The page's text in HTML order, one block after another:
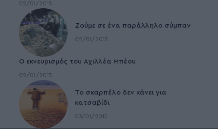
02/01/2015
Ζούμε σε ένα παράλληλο σύμπαν
02/01/2015
Ο εκνευρισμός του Αχιλλέα Μπέου
02/01/2015
To σκαρπέλο δεν κάνει για
κατσαβίδι
03/01/2015